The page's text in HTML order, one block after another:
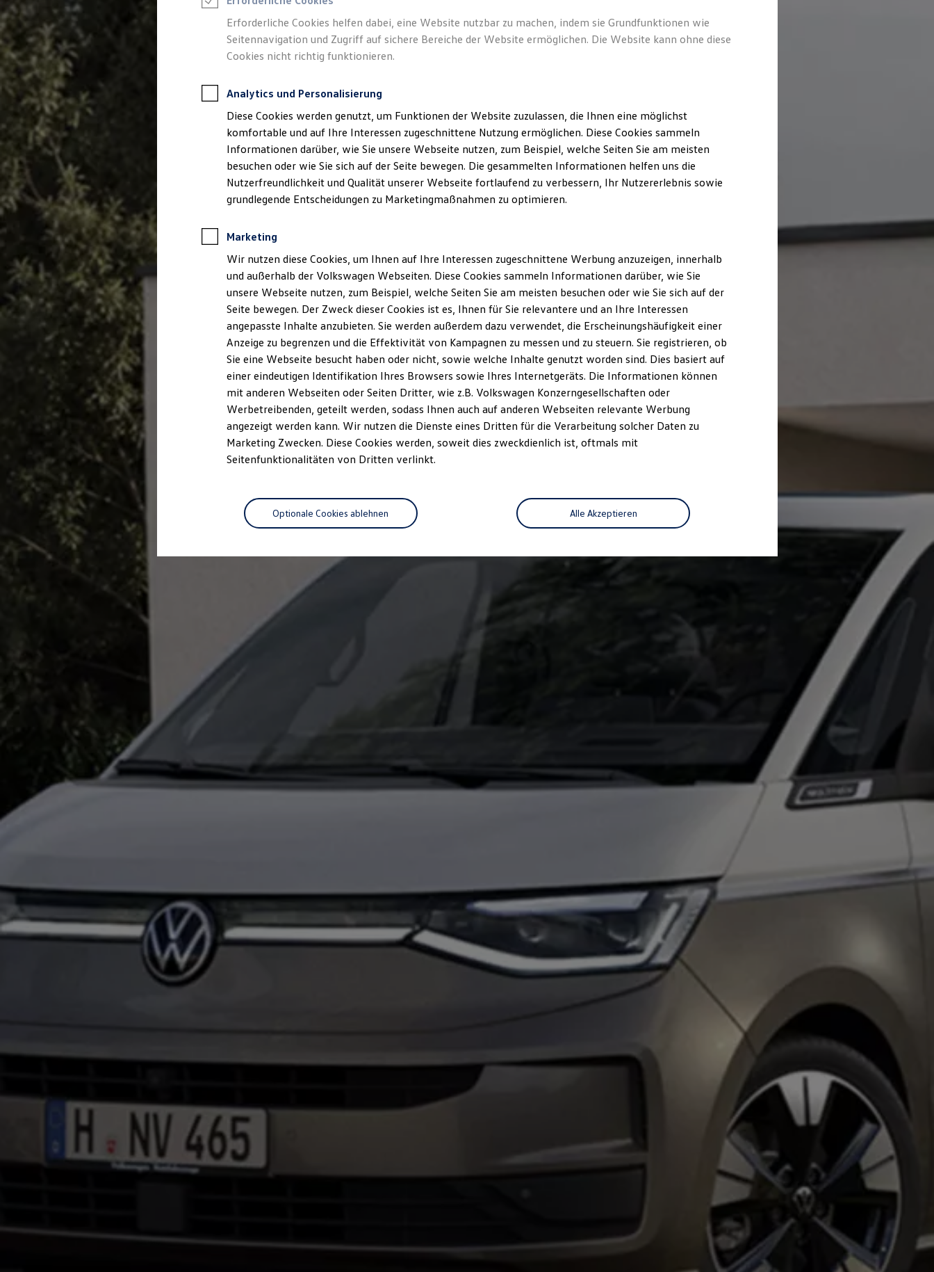
Rettungsdienste
ONE Business ID Vorteile
Fahrzeugsuche & Marktplatz
Fahrzeugsuche
Fahrzeuge online kaufen
Digitaler Marktplatz
Kauf & Finanzierung
Online-Fahrzeugbewertung
Aktionen & Angebote
Für Privatkunden
TopDeal
Gebrauchtwagen
ProfiPartner für Gebrauchtwagen
Zertifizierte Gebrauchtwagen
Finanzierung
Für Privatkunden
Für Gewerbekunden
Leasing
Für Privatkunden
Für Gewerbekunden
Versicherungen & Garantien
Garantien
Kfz-Versicherung für Nutzfahrzeuge
Restschuldversicherung
Wartungsverträge
Besitzer & Service
Reparatur & Service
Sommer-Special
Reparatur, Pflege & Inspektion
Servicetermin anfragen
Service-Vorteile bei Volkswagen Nutzfahrzeuge
ServicePlus
Economy Service
Ersatzfahrzeuge
Notdienst und Pannenhilfe
Software, Konnektivität & Apps
California App
VW Connect für Ihren ID. Buzz
VW Connect für Ihren Transporter/Caravelle
VW Connect für Ihren Amarok
VW Connect für andere Modelle
Fleet Interface Data
Multistop Pathfinder
Übersicht Software Updates
Digitales Bordbuch
Fahrerassistenz- und Sicherheitssysteme
Kurzfahrprofile und Ölverdünnung
XTL-Dieselkraftstoff
Ersatzteile und Betriebsflüssigkeiten
Original Zubehör und Lifestyle Produkte
myVolkswagen
myVolkswagen Business
Elektrisch & Autonom
Elektro - & Hybridfahrzeuge
Bidirektionales Laden
Förderung & Kosten der Elektrofahrzeuge
Fördermöglichkeiten für Privatkunden
Fördermöglichkeiten für Gewerbekunden
Kostensimulator
Autonomes Fahren
Online Beratung
Routen & Reisen
Übernachten im California
Unternehmen
Karriere im Unternehmen
Karriere im Autohaus
Events
Rückblick VW Bus Festival 2023
Erforderliche Cookies helfen dabei, eine Website nutzbar zu machen, indem sie Grundfunktionen wie
Seitennavigation und Zugriff auf sichere Bereiche der Website ermöglichen. Die Website kann ohne diese
Cookies nicht richtig funktionieren.
Analytics und Personalisierung
Diese Cookies werden genutzt, um Funktionen der Website zuzulassen, die Ihnen eine möglichst
komfortable und auf Ihre Interessen zugeschnittene Nutzung ermöglichen. Diese Cookies sammeln
Informationen darüber, wie Sie unsere Webseite nutzen, zum Beispiel, welche Seiten Sie am meisten
besuchen oder wie Sie sich auf der Seite bewegen. Die gesammelten Informationen helfen uns die
Nutzerfreundlichkeit und Qualität unserer Webseite fortlaufend zu verbessern, Ihr Nutzererlebnis sowie
grundlegende Entscheidungen zu Marketingmaßnahmen zu optimieren.
Marketing
Wir nutzen diese Cookies, um Ihnen auf Ihre Interessen zugeschnittene Werbung anzuzeigen, innerhalb
und außerhalb der Volkswagen Webseiten. Diese Cookies sammeln Informationen darüber, wie Sie
unsere Webseite nutzen, zum Beispiel, welche Seiten Sie am meisten besuchen oder wie Sie sich auf der
Seite bewegen. Der Zweck dieser Cookies ist es, Ihnen für Sie relevantere und an Ihre Interessen
angepasste Inhalte anzubieten. Sie werden außerdem dazu verwendet, die Erscheinungshäufigkeit einer
Anzeige zu begrenzen und die Effektivität von Kampagnen zu messen und zu steuern. Sie registrieren, ob
Sie eine Webseite besucht haben oder nicht, sowie welche Inhalte genutzt worden sind. Dies basiert auf
einer eindeutigen Identifikation Ihres Browsers sowie Ihres Internetgeräts. Die Informationen können
mit anderen Webseiten oder Seiten Dritter, wie z.B. Volkswagen Konzerngesellschaften oder
Werbetreibenden, geteilt werden, sodass Ihnen auch auf anderen Webseiten relevante Werbung
angezeigt werden kann. Wir nutzen die Dienste eines Dritten für die Verarbeitung solcher Daten zu
Marketing Zwecken. Diese Cookies werden, soweit dies zweckdienlich ist, oftmals mit
Seitenfunktionalitäten von Dritten verlinkt.
Alle Akzeptieren
Optionale Cookies ablehnen